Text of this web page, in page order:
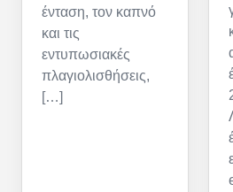
ένταση, τον καπνό
και τις
εντυπωσιακές
πλαγιολισθήσεις,
[…]